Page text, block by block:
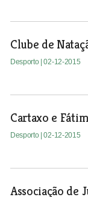
Clube de
Desporto | 02-12-2015
Cartaxo e
Desporto | 02-12-2015
Associação de